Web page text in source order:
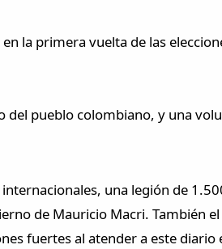
la primera vuelta de las
del pueblo colombiano, y una
una legión de
de Mauricio Macri. También
fuertes al atender a este